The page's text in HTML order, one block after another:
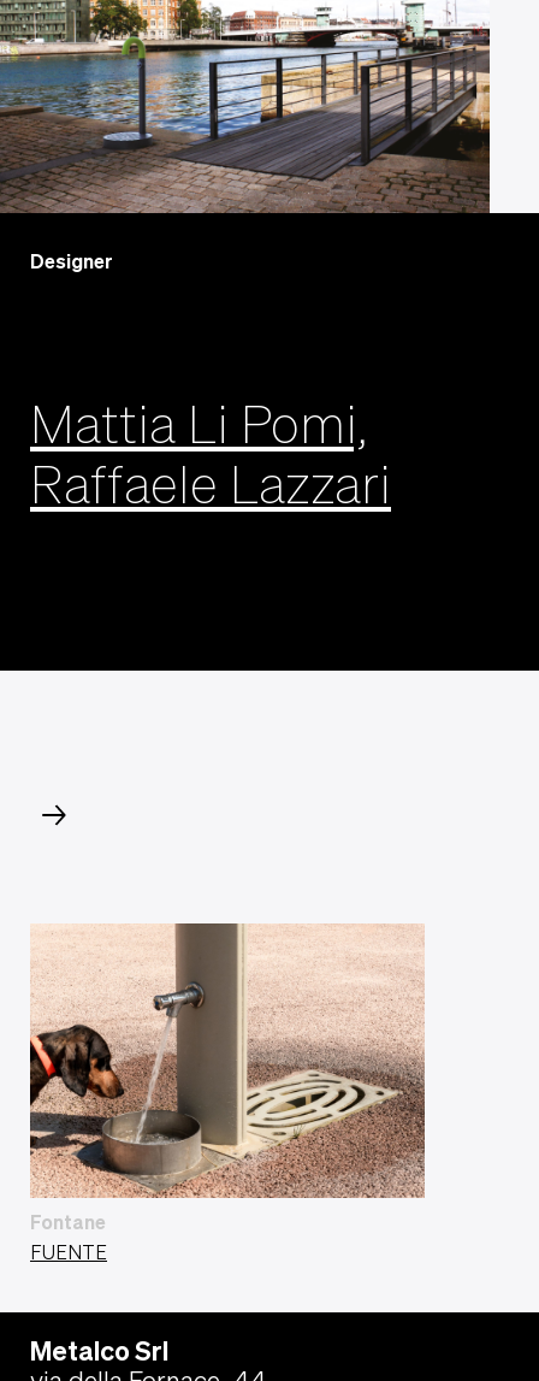
Designer
Mattia Li Pomi,
Raffaele Lazzari
Fontane
FUENTE
Metalco Srl